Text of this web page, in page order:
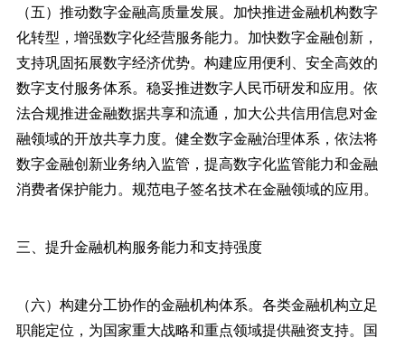
（五）推动数字金融高质量发展。加快推进金融机构数字
化转型，增强数字化经营服务能力。加快数字金融创新，
支持巩固拓展数字经济优势。构建应用便利、安全高效的
数字支付服务体系。稳妥推进数字人民币研发和应用。依
法合规推进金融数据共享和流通，加大公共信用信息对金
融领域的开放共享力度。健全数字金融治理体系，依法将
数字金融创新业务纳入监管，提高数字化监管能力和金融
消费者保护能力。规范电子签名技术在金融领域的应用。
三、提升金融机构服务能力和支持强度
（六）构建分工协作的金融机构体系。各类金融机构立足
职能定位，为国家重大战略和重点领域提供融资支持。国